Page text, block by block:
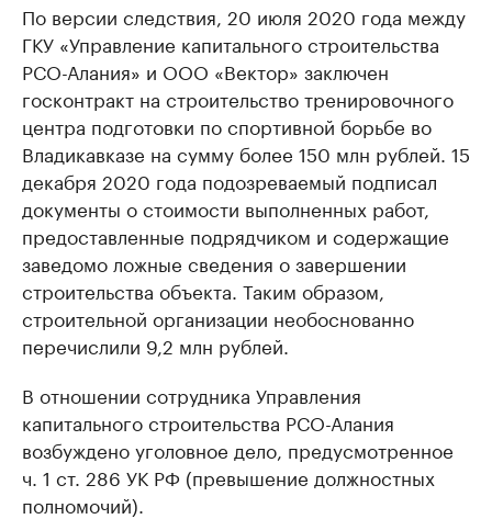
По версии следствия, 20 июля 2020 года между
ГКУ «Управление капитального строительства
РСО-Алания» и ООО «Вектор» заключен
госконтракт на строительство тренировочного
центра подготовки по спортивной борьбе во
Владикавказе на сумму более 150 млн рублей. 15
декабря 2020 года подозреваемый подписал
документы о стоимости выполненных работ,
предоставленные подрядчиком и содержащие
заведомо ложные сведения о завершении
строительства объекта. Таким образом,
строительной организации необоснованно
перечислили 9,2 млн рублей.
В отношении сотрудника Управления
капитального строительства РСО-Алания
возбуждено уголовное дело, предусмотренное
ч. 1 ст. 286 УК РФ (превышение должностных
полномочий).